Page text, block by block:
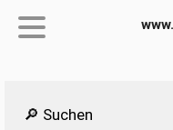
🔎 Suchen